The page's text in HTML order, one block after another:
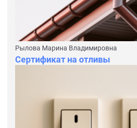
Рылова Марина Владимировна
Сертификат на отливы